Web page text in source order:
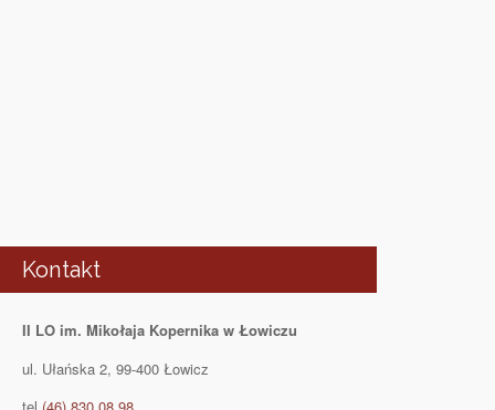
Kontakt
II LO im. Mikołaja Kopernika w Łowiczu
ul. Ułańska 2, 99-400 Łowicz